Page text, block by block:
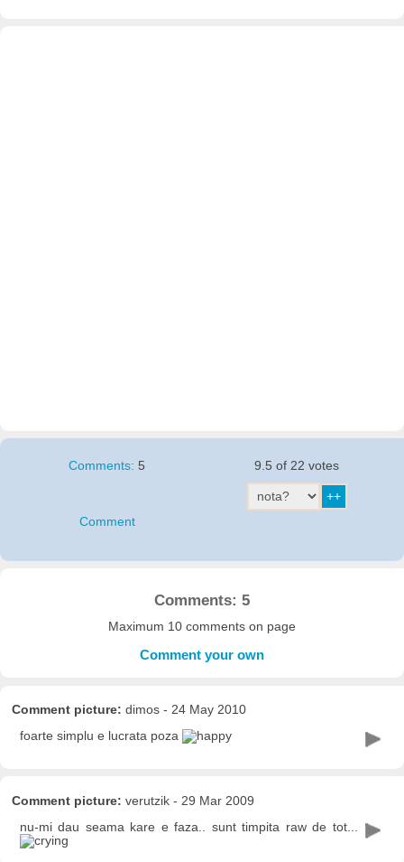
Comments:5
Comment
9.5 of 22 votes
Comments: 5
Maximum 10 comments on page
Comment your own
Comment picture: dimos - 24 May 2010
foarte simplu e lucrata poza
Comment picture: verutzik - 29 Mar 2009
nu-mi dau seama kare e faza.. sunt timpita raw de tot...